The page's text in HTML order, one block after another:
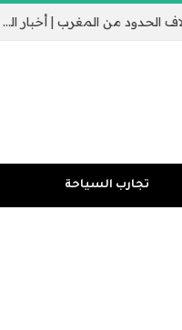
جيب سبتة الإسباني يثير القلق مع عبور الآلاف الحدود من المغرب | أخبار الهجرة
تجارب السياحة